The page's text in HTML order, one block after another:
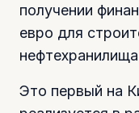
получении
евро для
Это первый на